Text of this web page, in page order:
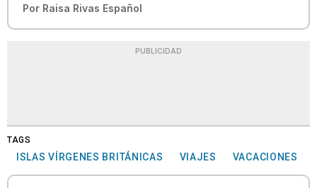
Por Raisa Rivas Español
PUBLICIDAD
TAGS
ISLAS VÍRGENES BRITÁNICAS VIAJES VACACIONES